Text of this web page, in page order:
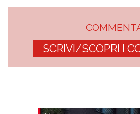
SCRIVI/SCOPRI I